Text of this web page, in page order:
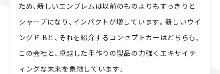
ため、新しいエンブレムは以前のものよりもすっきりと
シャープになり、インパクトが増しています。新しいウイ
ングド Bと、それを紹介するコンセプトカーはどちらも、
この会社と、卓越した手作りの製品の力強くエキサイテ
ィングな未来を象徴しています」